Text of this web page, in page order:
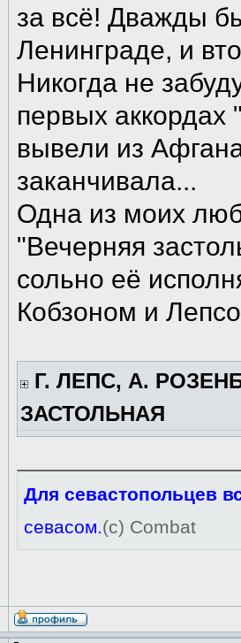
за всё! Дважды
Ленинграде, и
Никогда не
первых
вывели из
заканчивала...
Одна из моих
"Вечерняя
сольно её
Кобзоном и
Г. ЛЕПС, А.
ЗАСТОЛЬНАЯ
Для севастопольцев
севасом.(с) Combat